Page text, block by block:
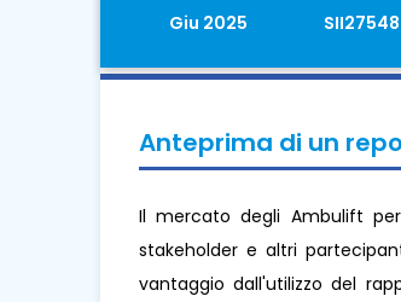
Giu 2025
SII27548
Anteprima di un
Il mercato degli Ambulift
stakeholder e altri
vantaggio dall'utilizzo del